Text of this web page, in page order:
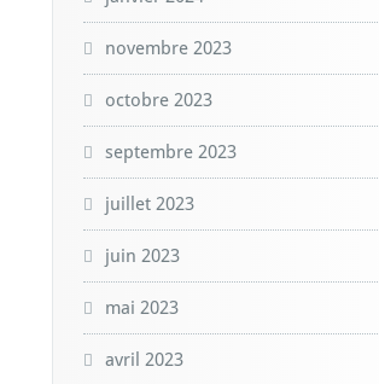
novembre 2023
octobre 2023
septembre 2023
juillet 2023
juin 2023
mai 2023
avril 2023